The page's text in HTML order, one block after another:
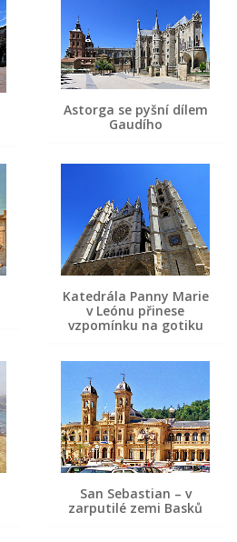
Astorga se pyšní dílem
Gaudího
Katedrála Panny Marie
v Leónu přinese
vzpomínku na gotiku
San Sebastian – v
zarputilé zemi Basků